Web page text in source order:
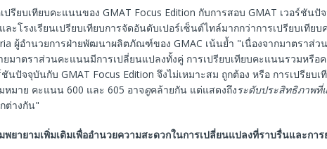
เปรียบเทียบคะแนนของ GMAT Focus Edition กับการสอบ GMAT เวอร์ชัน
ละโรงเรียนเปรียบเทียบการจัดอันดับเปอร์เซ็นต์ไทล์มากกว่าการเปรียบเทีย
ผู้อำนวยการฝ่ายพัฒนาผลิตภัณฑ์ของ GMAC เน้นย้ำ "เนื่องจากมาตราส่ว
ยมาตราส่วนคะแนนมีการเปลี่ยนแปลงทั้งคู่ การเปรียบเทียบคะแนนรวมหรื
ชันปัจจุบันกับ GMAT Focus Edition จึงไม่เหมาะสม ถูกต้อง หรือ การเปรียบ
หมาย คะแนน 600 และ 605 อาจดูคล้ายกัน แต่แสดงถึงระดับประสิทธิภาพที่
ต่างกัน"
พยายามเพิ่มเติมเพื่ออำนวยความสะดวกในการเปลี่ยนแปลงที่ราบรื่นและการ